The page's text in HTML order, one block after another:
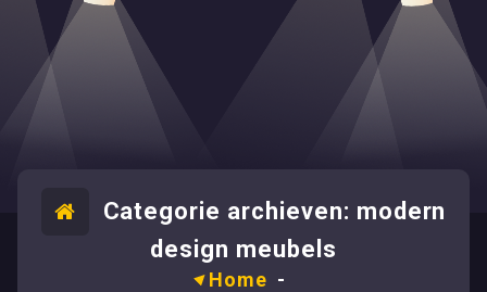
Categorie archieven: modern
design meubels
Home -